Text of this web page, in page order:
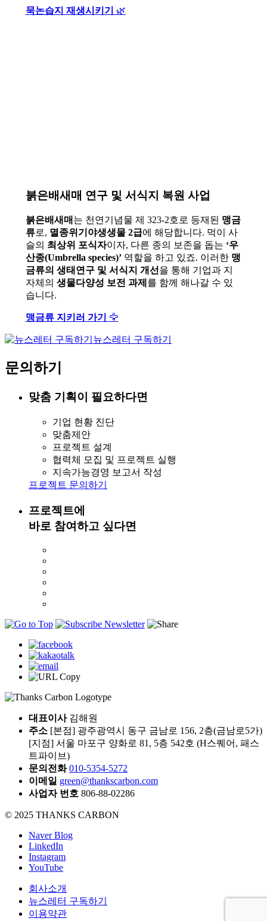
묵논습지 재생시키기 🌿
붉은배새매 연구 및 서식지 복원 사업
붉은배새매 는 천연기념물 제 323-2호로 등재된 맹금
류로, 멸종위기야생생물 2급에 해당합니다. 먹이 사
슬의 최상위 포식자이자, 다른 종의 보존을 돕는 ‘우
산종(Umbrella species)’ 역할을 하고 있죠. 이러한 맹
금류의 생태연구 및 서식지 개선을 통해 기업과 지
자체의 생물다양성 보전 과제 를 함께 해나갈 수 있
습니다.
맹금류 지키러 가기 🦅
뉴스레터 구독하기
문의하기
맞춤 기획이 필요하다면
기업 현황 진단
맞춤제안
프로젝트 설계
협력체 모집 및 프로젝트 실행
지속가능경영 보고서 작성
프로젝트 문의하기
프로젝트에
바로 참여하고 싶다면
대표이사김해원
주소 [본점] 광주광역시 동구 금남로 156, 2층(금남로5가)
[지점] 서울 마포구 양화로 81, 5층 542호 (H스퀘어, 패스
트파이브)
문의전화 010-5354-5272
이메일 green@thankscarbon.com
사업자 번호 806-88-02286
© 2025 THANKS CARBON
Naver Blog
LinkedIn
Instagram
YouTube
회사소개
뉴스레터 구독하기
이용약관